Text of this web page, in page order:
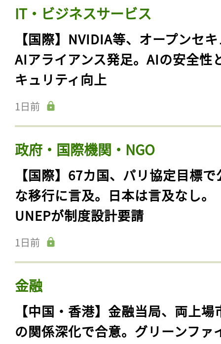
IT・ビジネスサービス
【国際】NVIDIA等、オープンセ
AIアライアンス発足。AIの安全性
キュリティ向上
1日前
政府・国際機関・NGO
【国際】67カ国、パリ協定目標で
な移行に言及。日本は言及なし。
UNEPが制度設計要請
1日前
金融
【中国・香港】金融当局、両上場
の関係深化で合意。グリーンファ